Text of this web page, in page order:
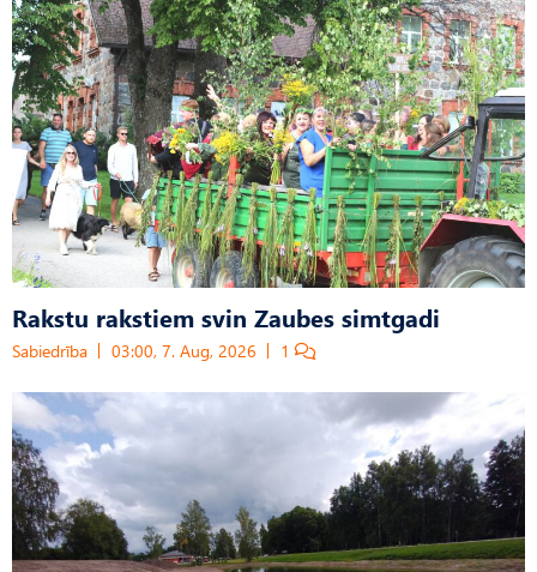
Rakstu rakstiem svin Zaubes simtgadi
Sabiedrība 03:00, 7. Aug, 2026 1